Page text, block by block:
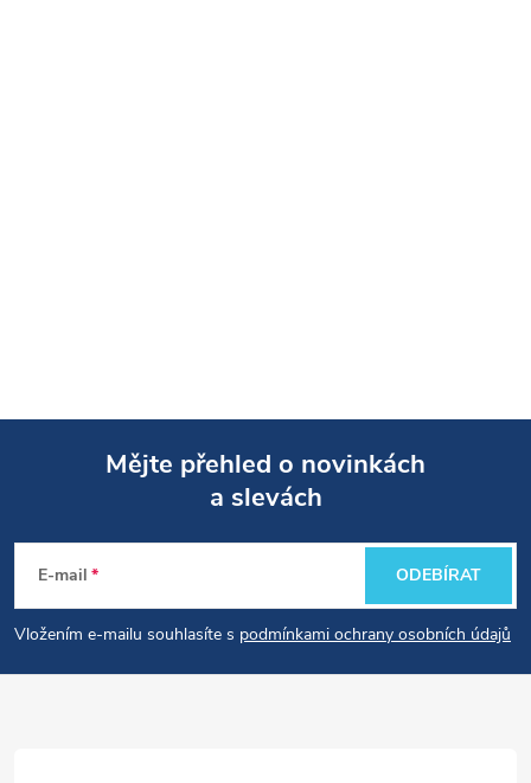
p
a
Mějte přehled o novinkách
a slevách
E-mail
Vložením e-mailu souhlasíte s podmínkami ochrany osobních údajů
ODEBÍRAT